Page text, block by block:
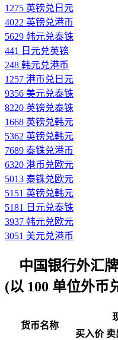
1275 英镑兑日元
4022 英镑兑港币
5629 韩元兑泰铢
441 日元兑英镑
248 韩元兑港币
1257 港币兑日元
9356 美元兑泰铢
8220 英镑兑泰铢
1668 英镑兑韩元
5362 英镑兑韩元
7689 泰铢兑港币
6320 港币兑欧元
5013 泰铢兑欧元
5151 英镑兑韩元
5181 日元兑泰铢
3937 韩元兑欧元
3051 美元兑港币
中国银行外汇
(以 100 单位外币
货币名称
买入价 卖